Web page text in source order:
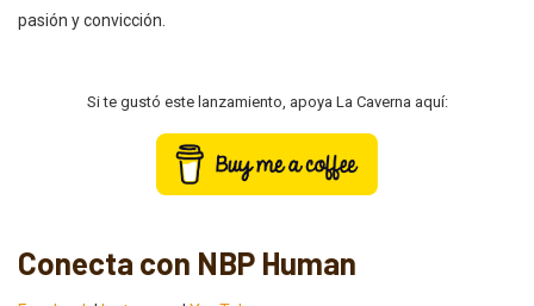
pasión y convicción.
Si te gustó este lanzamiento, apoya La Caverna aquí:
Conecta con NBP Human